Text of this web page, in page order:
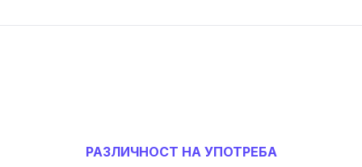
РАЗЛИЧНОСТ НА УПОТРЕБА